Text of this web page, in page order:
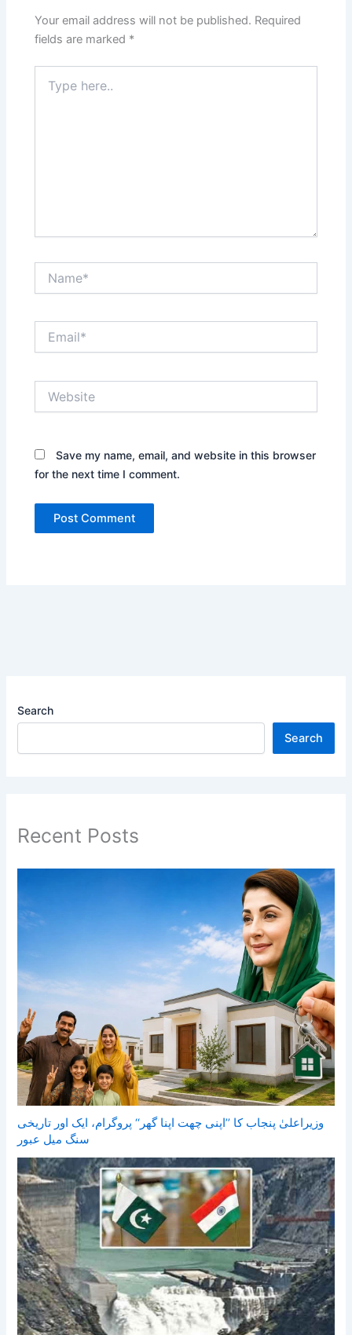
Your email address will not be published. Required
fields are marked *
here..
Save my name, email, and website in this browser
for the next time I comment.
Search
Search
Recent Posts
وزیراعلیٰ پنجاب کا ’’اپنی چھت اپنا گھر‘‘ پروگرام، ایک اور تاریخی
سنگ میل عبور